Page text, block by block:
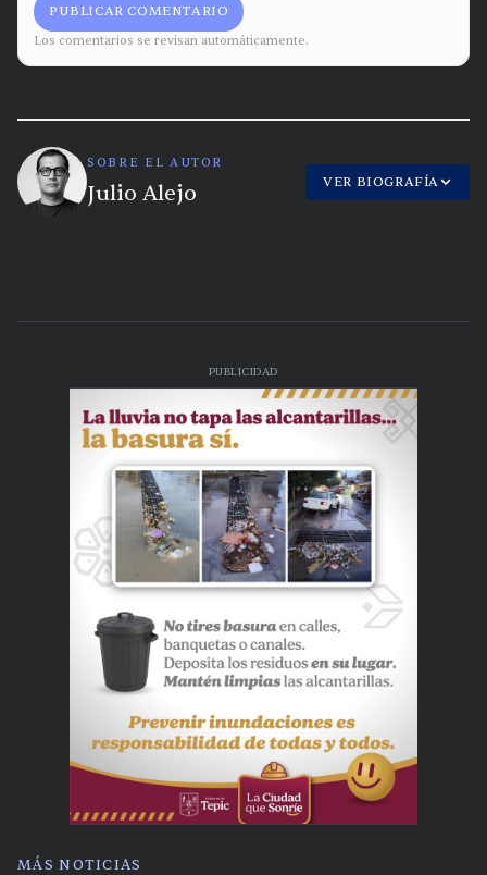
PUBLICAR COMENTARIO
Los comentarios se revisan automáticamente.
SOBRE EL AUTOR
Julio Alejo VER BIOGRAFÍA
PUBLICIDAD
MÁS NOTICIAS